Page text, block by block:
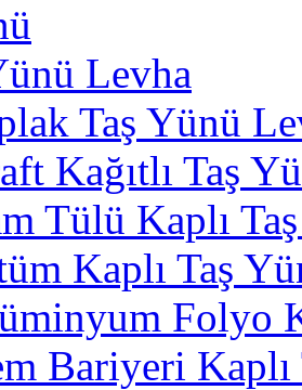
Levha
Taş Yünü
Kağıtlı Taş
Tülü Kaplı
Kaplı Taş
Folyo
Bariyeri